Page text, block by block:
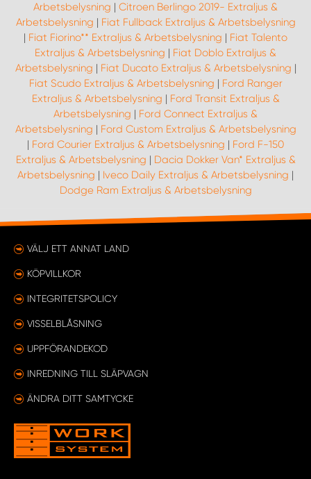
Arbetsbelysning | Citroen Berlingo 2019- Extraljus &
Arbetsbelysning | Fiat Fullback Extraljus & Arbetsbelysning
| Fiat Fiorino** Extraljus & Arbetsbelysning | Fiat Talento
Extraljus & Arbetsbelysning | Fiat Doblo Extraljus &
Arbetsbelysning | Fiat Ducato Extraljus & Arbetsbelysning |
Fiat Scudo Extraljus & Arbetsbelysning | Ford Ranger
Extraljus & Arbetsbelysning | Ford Transit Extraljus &
Arbetsbelysning | Ford Connect Extraljus &
Arbetsbelysning | Ford Custom Extraljus & Arbetsbelysning
| Ford Courier Extraljus & Arbetsbelysning | Ford F-150
Extraljus & Arbetsbelysning | Dacia Dokker Van* Extraljus &
Arbetsbelysning | Iveco Daily Extraljus & Arbetsbelysning |
Dodge Ram Extraljus & Arbetsbelysning
VÄLJ ETT ANNAT LAND
KÖPVILLKOR
INTEGRITETSPOLICY
VISSELBLÅSNING
UPPFÖRANDEKOD
INREDNING TILL SLÄPVAGN
ÄNDRA DITT SAMTYCKE